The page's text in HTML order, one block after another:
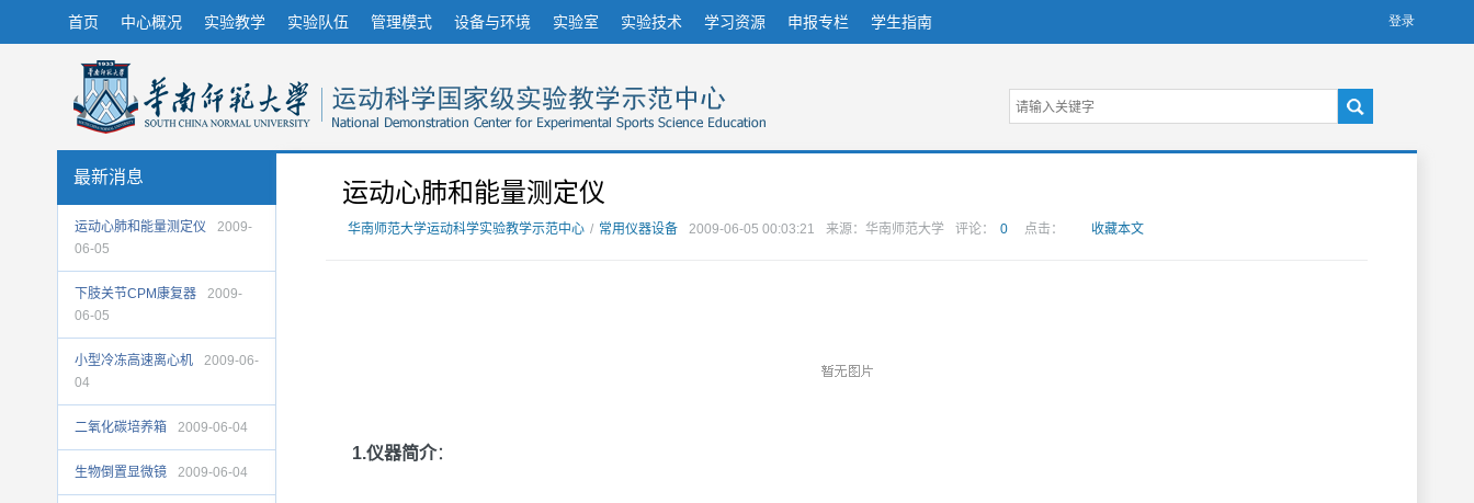
首页 中心概况 实验教学 实验队伍 管理模式 设备与环境 实验室 实验技术 学习资源 申报专栏 学生指南
最新消息
运动心肺和能量测定仪
2009-
06-05
下肢关节CPM康复器
2009-
06-05
小型冷冻高速离心机
2009-06-
04
二氧化碳培养箱 2009-06-04
生物倒置显微镜 2009-06-04
运动心肺和能量测定仪
华南师范大学运动科学实验教学示范中心 / 常用仪器设备 2009-06-05 00:03:21 来源：华南师范大学 评论： 0 点击： 收藏本文
1.仪器简介：